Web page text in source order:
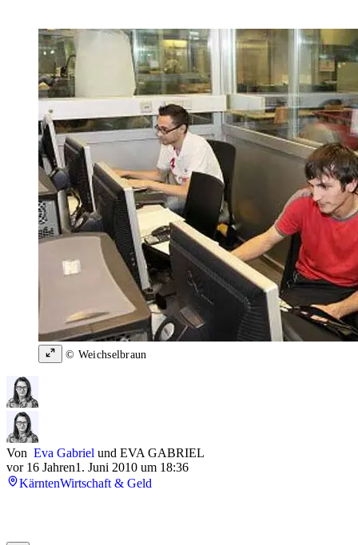
© Weichselbraun
Von Eva Gabriel und EVA GABRIEL
vor 16 Jahren1. Juni 2010 um 18:36
KärntenWirtschaft & Geld